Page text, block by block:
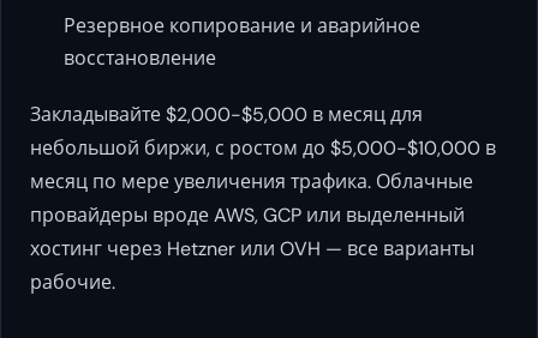
Резервное копирование и аварийное
восстановление
Закладывайте $2,000-$5,000 в месяц для
небольшой биржи, с ростом до $5,000-$10,000 в
месяц по мере увеличения трафика. Облачные
провайдеры вроде AWS, GCP или выделенный
хостинг через Hetzner или OVH — все варианты
рабочие.